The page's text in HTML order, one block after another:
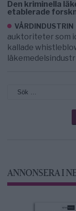
Den kriminella
etablerade
VÅRDINDUSTRIN
auktoriteter som
kallade
ANNONSERA I